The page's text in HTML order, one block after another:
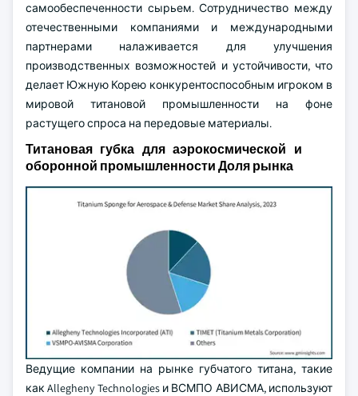
самообеспеченности сырьем. Сотрудничество между
отечественными компаниями и международными
партнерами налаживается для улучшения
производственных возможностей и устойчивости, что
делает Южную Корею конкурентоспособным игроком в
мировой титановой промышленности на фоне
растущего спроса на передовые материалы.
Титановая губка для аэрокосмической и
оборонной промышленности Доля рынка
Ведущие компании на рынке губчатого титана, такие
как Allegheny Technologies и ВСМПО АВИСМА, используют